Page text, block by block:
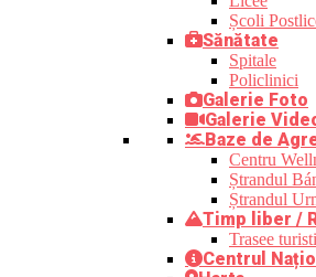
Școli
Sănătate
Spitale
Policlinici
Galerie Foto
Galerie
Baze de
Centru
Ștrandul
Ștrandul
Timp liber /
Trasee
Centrul